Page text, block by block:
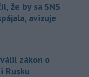
že by sa SNS
avizuje
zákon o
Rusku